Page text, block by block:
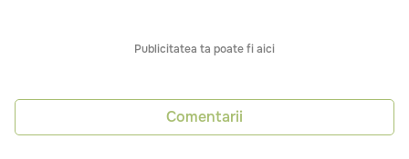
Publicitatea ta poate fi aici
Comentarii